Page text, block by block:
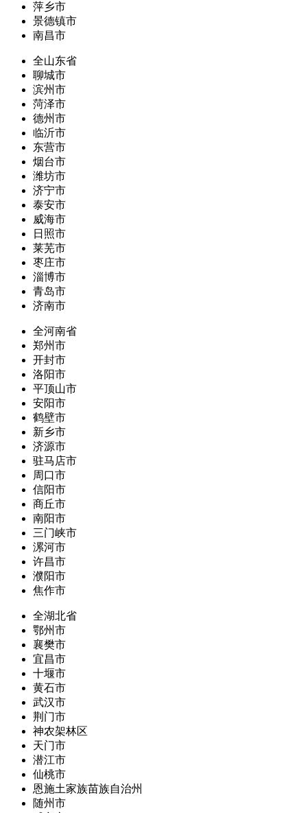
萍乡市
景德镇市
南昌市
全山东省
聊城市
滨州市
菏泽市
德州市
临沂市
东营市
烟台市
潍坊市
济宁市
泰安市
威海市
日照市
莱芜市
枣庄市
淄博市
青岛市
济南市
全河南省
郑州市
开封市
洛阳市
平顶山市
安阳市
鹤壁市
新乡市
济源市
驻马店市
周口市
信阳市
商丘市
南阳市
三门峡市
漯河市
许昌市
濮阳市
焦作市
全湖北省
鄂州市
襄樊市
宜昌市
十堰市
黄石市
武汉市
荆门市
神农架林区
天门市
潜江市
仙桃市
恩施土家族苗族自治州
随州市